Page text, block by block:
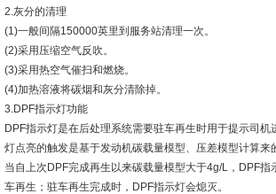
2.灰分的清理
(1)一般间隔150000英里到服务站清理一次。
(2)采用压缩空气反吹。
(3)采用热空气催扫和燃烧。
(4)加热溶液将碳烟和灰分清除掉。
3.DPF指示灯功能
DPF指示灯是在后处理系统需要驻车再生时用于提示司机
灯点亮的触发是基于发动机碳载量模型、压差模型计算来
当自上次DPF完成再生以来碳载量模型大于4g/L，DPF指
车再生；驻车再生完成时，DPF指示灯会熄灭。